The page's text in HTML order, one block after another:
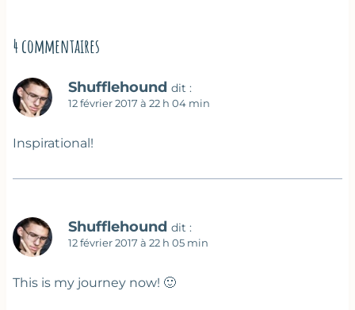
4 commentaires
Shufflehound dit :
12 février 2017 à 22 h 04 min
Inspirational!
Shufflehound dit :
12 février 2017 à 22 h 05 min
This is my journey now! 🙂